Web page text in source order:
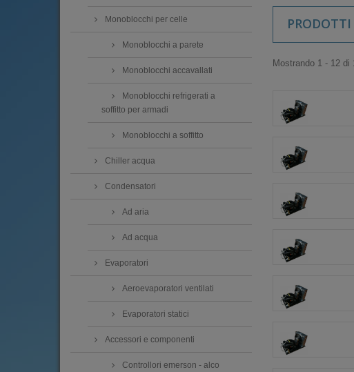
Monoblocchi per celle
Monoblocchi a parete
Monoblocchi accavallati
Monoblocchi refrigerati a
soffitto per armadi
Monoblocchi a soffitto
Chiller acqua
Condensatori
Ad aria
Ad acqua
Evaporatori
Aeroevaporatori ventilati
Evaporatori statici
Accessori e componenti
Controllori emerson - alco
Mostrando 1 - 12 di